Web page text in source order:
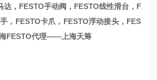
达，FESTO手动阀，FESTO线性滑台，F
，FESTO卡爪，FESTO浮动接头，FES
FESTO代理——上海天筹